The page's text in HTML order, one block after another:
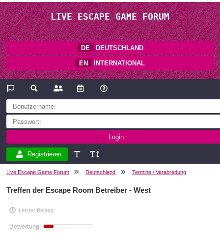
LIVE ESCAPE GAME FORUM
DE DEUTSCHLAND
EN INTERNATIONAL
Registrieren
Live Escape Game Forum Deutschland Termine / Verabredung
Treffen der Escape Room Betreiber - West
Letzter Beitrag:
Bewertung: